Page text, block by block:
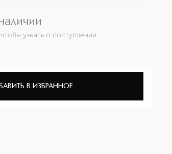
узнать о поступлении
В ИЗБРАННОЕ